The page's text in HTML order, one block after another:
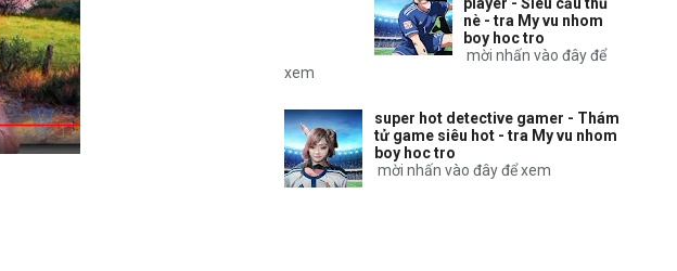
nè - tra My vu nhom
boy hoc tro
mời nhấn vào đây để
xem
super hot detective gamer - Thám
tử game siêu hot - tra My vu nhom
boy hoc tro
mời nhấn vào đây để xem